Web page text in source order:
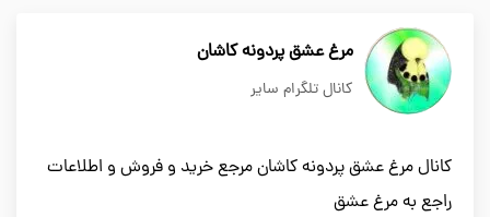
مرغ عشق پردونه کاشان
کانال تلگرام سایر
کانال مرغ عشق پردونه کاشان مرجع خرید و فروش و اطلاعات
راجع به مرغ عشق